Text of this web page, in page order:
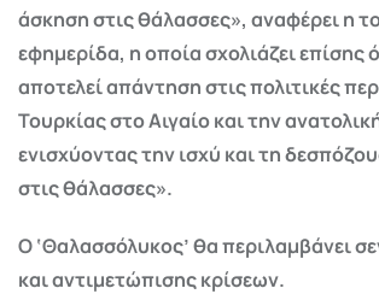
άσκηση στις θάλασσες», αναφέρει η
εφημερίδα, η οποία σχολιάζει επίσης
αποτελεί απάντηση στις πολιτικές
Τουρκίας στο Αιγαίο και την
ενισχύοντας την ισχύ και τη
στις θάλασσες».
Ο ‘Θαλασσόλυκος’ θα περιλαμβάνει
και αντιμετώπισης κρίσεων.